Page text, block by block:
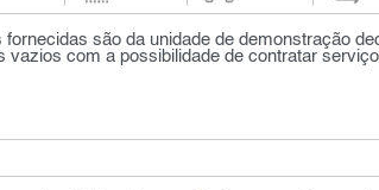
fornecidas são da unidade de demonstração
vazios com a possibilidade de contratar